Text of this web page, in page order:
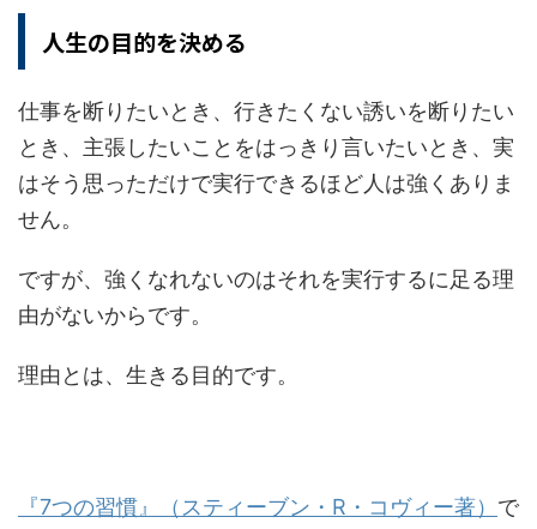
人生の目的を決める
仕事を断りたいとき、行きたくない誘いを断りたい
とき、主張したいことをはっきり言いたいとき、実
はそう思っただけで実行できるほど人は強くありま
せん。
ですが、強くなれないのはそれを実行するに足る理
由がないからです。
理由とは、生きる目的です。
『7つの習慣』（スティーブン・R・コヴィー著） で